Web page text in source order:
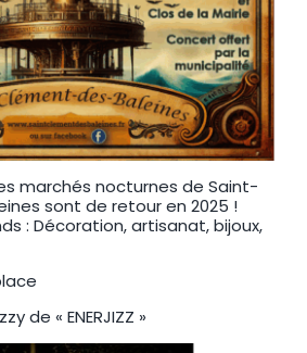
marchés nocturnes de Saint-
sont de retour en 2025 !
: Décoration, artisanat, bijoux,
de « ENERJIZZ »